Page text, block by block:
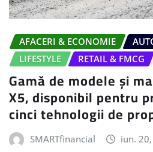
AFACERI & ECONOMIE
LIFESTYLE
RETAIL & FMCG
Gamă de modele și
X5, disponibil pentru
cinci tehnologii de
SMARTfinancial iun.